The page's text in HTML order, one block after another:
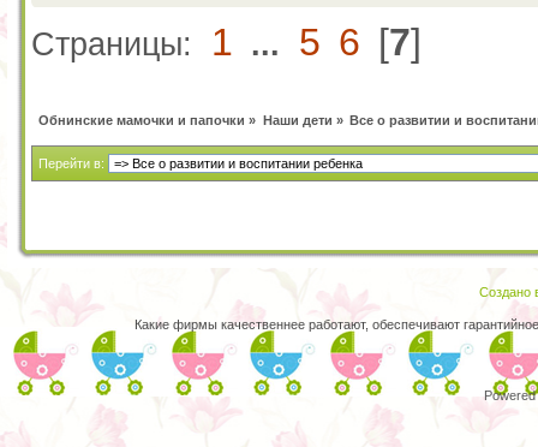
Страницы: 1 ... 5 6 [7]
Обнинские мамочки и папочки » Наши дети » Все о развитии и
Перейти в:
Создано
Какие фирмы качественнее работают, обеспечивают